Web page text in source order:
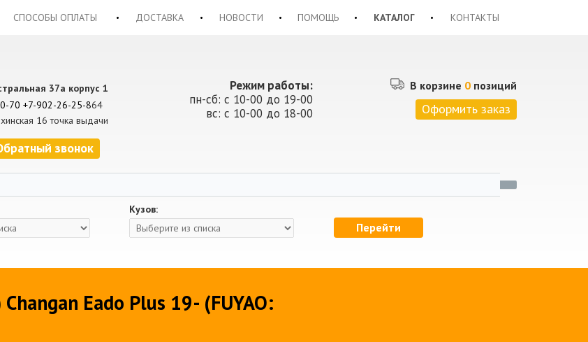
СПОСОБЫ ОПЛАТЫ ДОСТАВКА НОВОСТИ ПОМОЩЬ КАТАЛОГ КОНТАКТЫ
37а корпус 1
70 +7-902-26-25-864
16 точка выдачи
звонок
Режим работы:
пн-сб: с 10-00 до 19-00
вс: с 10-00 до 18-00
В корзине 0 позиций
Оформить заказ
Кузов:
Перейти
Eado Plus 19- (FUYAO: